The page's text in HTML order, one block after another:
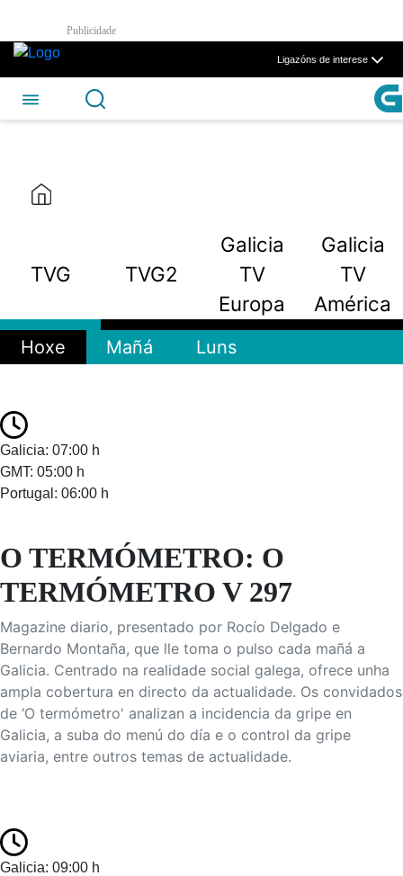
Skip to Main Content
Galicia TV Europa - CSAG
Publicidade
Ligazóns de interese
TVG TVG2
Galicia
TV
Europa
Galicia
TV
América
Hoxe Mañá Luns
Galicia: 07:00 h
GMT: 05:00 h
Portugal: 06:00 h
O TERMÓMETRO: O
TERMÓMETRO V 297
Magazine diario, presentado por Rocío Delgado e
Bernardo Montaña, que lle toma o pulso cada mañá a
Galicia. Centrado na realidade social galega, ofrece unha
ampla cobertura en directo da actualidade. Os convidados
de ‘O termómetro' analizan a incidencia da gripe en
Galicia, a suba do menú do día e o control da gripe
aviaria, entre outros temas de actualidade.
Galicia: 09:00 h